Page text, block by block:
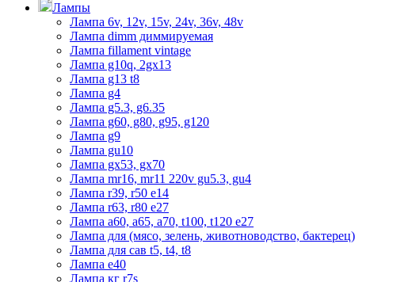
Лампы
Лампа 6v, 12v, 15v, 24v, 36v, 48v
Лампа dimm диммируемая
Лампа fillament vintage
Лампа g10q, 2gx13
Лампа g13 t8
Лампа g4
Лампа g5.3, g6.35
Лампа g60, g80, g95, g120
Лампа g9
Лампа gu10
Лампа gx53, gx70
Лампа mr16, mr11 220v gu5.3, gu4
Лампа r39, r50 е14
Лампа r63, r80 е27
Лампа а60, а65, а70, t100, t120 е27
Лампа для (мясо, зелень, животноводство, бактерец)
Лампа для сав t5, t4, t8
Лампа е40
Лампа кг r7s